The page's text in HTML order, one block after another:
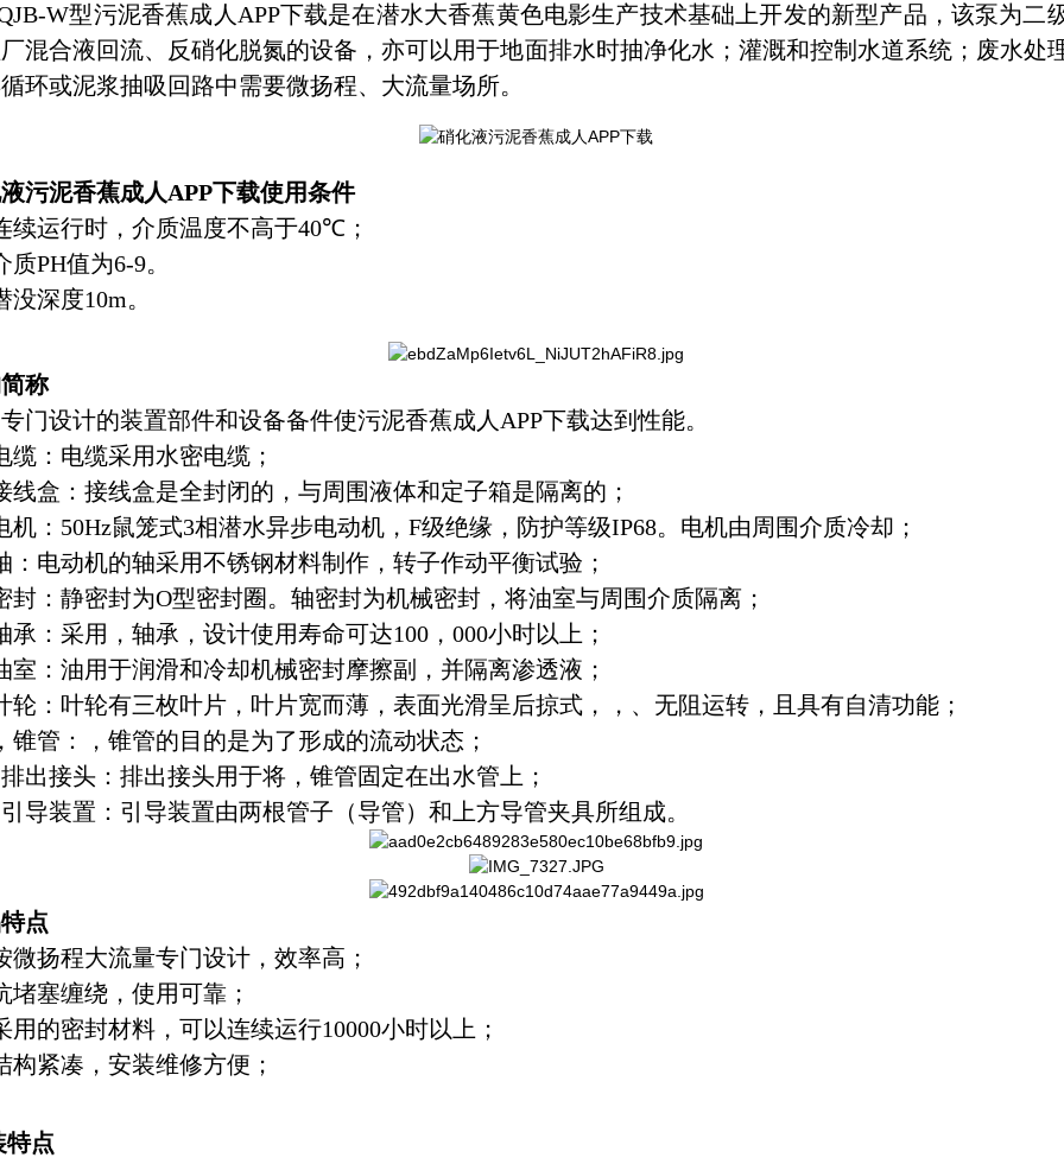
W型污泥香蕉成人APP下载是在潜水大香蕉黄色电影生产技术基础上开发的新型产品，该泵为二
混合液回流、反硝化脱氮的设备，亦可以用于地面排水时抽净化水；灌溉和控制水道系统；废水处
环或泥浆抽吸回路中需要微扬程、大流量场所。
污泥香蕉成人APP下载使用条件
续运行时，介质温度不高于40℃ ；
质PH值为6-9。
没深度10m。
称
专门设计的装置部件和设备备件使污泥香蕉成人APP下载达到性能。
缆：电缆采用水密电缆；
线盒：接线盒是全封闭的，与周围液体和定子箱是隔离的；
机： 50Hz鼠笼式3相潜水异步电动机， F级绝缘，防护等级IP68。电机由周围介质冷却；
：电动机的轴采用不锈钢材料制作，转子作动平衡试验；
封：静密封为O型密封圈。轴密封为机械密封，将油室与周围介质隔离；
承：采用，轴承，设计使用寿命可达100 ， 000小时以上；
室：油用于润滑和冷却机械密封摩擦副，并隔离渗透液；
轮：叶轮有三枚叶片，叶片宽而薄，表面光滑呈后掠式，，、无阻运转，且具有自清功能；
锥管：，锥管的目的是为了形成的流动状态；
出接头：排出接头用于将，锥管固定在出水管上；
导装置：引导装置由两根管子（导管）和上方导管夹具所组成。
点
微扬程大流量专门设计，效率高；
堵塞缠绕，使用可靠；
用的密封材料，可以连续运行10000小时以上；
构紧凑，安装维修方便；
特点